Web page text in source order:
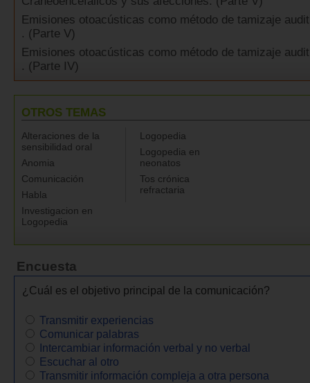
Emisiones otoacústicas como método de tamizaje
. (Parte V)
Emisiones otoacústicas como método de tamizaje
. (Parte IV)
OTROS TEMAS
Alteraciones de la
sensibilidad oral
Anomia
Comunicación
Habla
Investigacion en
Logopedia
Logopedia
Logopedia en
neonatos
Tos crónica
refractaria
Encuesta
¿Cuál es el objetivo principal de la comunicación?
Transmitir experiencias
Comunicar palabras
Intercambiar información verbal y no verbal
Escuchar al otro
Transmitir información compleja a otra persona